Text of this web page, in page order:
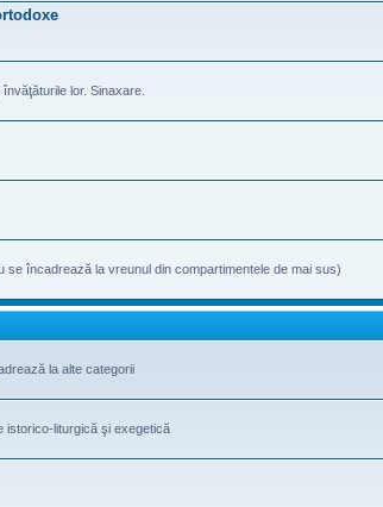
lor. Sinaxare.
încadrează la vreunul din compartimentele de mai sus)
la alte categorii
istorico-liturgică şi exegetică